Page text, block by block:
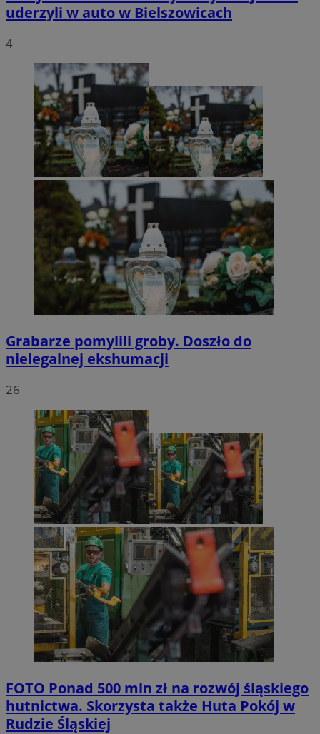
uderzyli w auto w Bielszowicach
4
Grabarze pomylili groby. Doszło do
nielegalnej ekshumacji
26
FOTO Ponad 500 mln zł na rozwój śląskiego
hutnictwa. Skorzysta także Huta Pokój w
Rudzie Śląskiej